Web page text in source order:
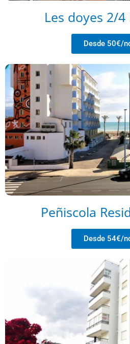
Les doyes 2/4
Desde 50€/
Peñiscola
Desde 54€/